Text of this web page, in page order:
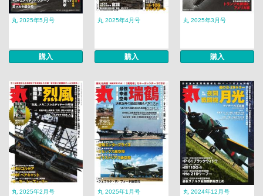
丸 2025年5月号
購入
丸 2025年4月号
購入
丸 2025年3月号
購入
丸 2025年2月号 丸 2025年1月号 丸 2024年12月号